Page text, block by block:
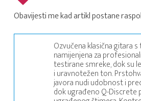
Obavijesti me kad artikl postane
Ozvučena klasična gitara
namijenjena za
testirane smreke, dok su
i uravnotežen ton.
javora nudi udobnost i
dok ugrađeno Q-